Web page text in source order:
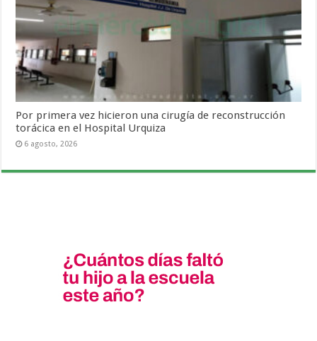
Por primera vez hicieron una cirugía de reconstrucción
torácica en el Hospital Urquiza
6 agosto, 2026